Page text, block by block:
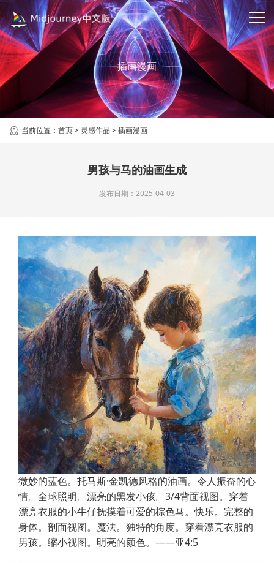
插画漫画
当前位置： 首页> 灵感作品 >插画漫画
男孩与马的油画生成
发布日期：2025-04-03
微妙的蓝色。托马斯·金凯德风格的油画。令人振奋的心
情。全球照明。漂亮的黑发小孩。3/4背面视图。穿着
漂亮衣服的小牛仔抚摸着可爱的棕色马。快乐。完整的
身体。剖面视图。魔法。独特的角度。穿着漂亮衣服的
男孩。缩小视图。明亮的颜色。——亚4:5